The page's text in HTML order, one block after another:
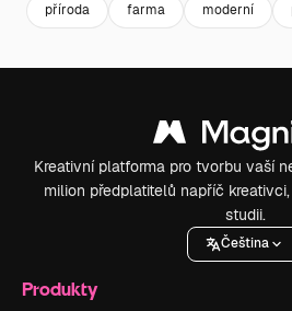
příroda farma moderní
Kreativní platforma pro tvorbu vaší
milion předplatitelů napříč
studii.
Čeština
Produkty